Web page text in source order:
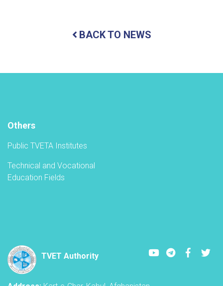
inaugurate
year
BACK TO NEWS
Others
Public TVETA Institutes
Technical and Vocational
Education Fields
TVET Authority
YoutubeLinkedIn